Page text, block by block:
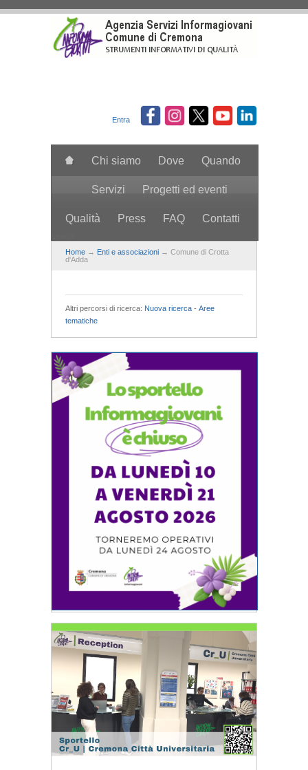
Entra
Chi siamo Dove Quando
Servizi Progetti ed eventi
Qualità Press FAQ Contatti
Home → Enti e associazioni → Comune di Crotta
d'Adda
Altri percorsi di ricerca: Nuova ricerca - Aree
tematiche